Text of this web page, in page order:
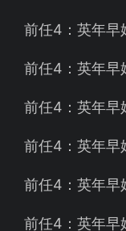
前任4：英年早
前任4：英年早
前任4：英年早
前任4：英年
前任4：英年早
前任4：英年早